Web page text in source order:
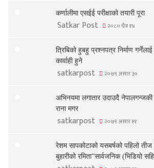
कर्णालीमा एसईई परीक्षाको तयारी पूरा
Satkar Post २०८० चैत्र १४
त्रिबिको हुबहु प्रश्नपत्र निर्माण
कार्वाही हुने
satkarpost २०७९ असार ३०
अभिनयमा लगातार उदाउदै नेपालगन्जकी
राना मगर
satkarpost २०७९ असार ११
रेशम सापकोटाको यसबर्षको पहिलो तीज
बुहारीको रमिता”सार्वजनिक (भिडियो